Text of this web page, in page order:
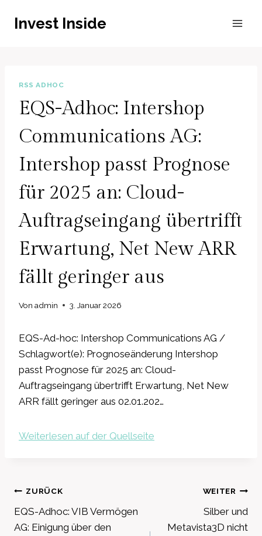
InhaltInvest Inside
RSS ADHOC
EQS-Adhoc: Intershop
Communications AG:
Intershop passt Prognose
für 2025 an: Cloud-
Auftragseingang übertrifft
Erwartung, Net New ARR
fällt geringer aus
Von admin 3. Januar 2026
EQS-Ad-hoc: Intershop Communications AG /
Schlagwort(e): Prognoseänderung Intershop
passt Prognose für 2025 an: Cloud-
Auftragseingang übertrifft Erwartung, Net New
ARR fällt geringer aus 02.01.202…
Weiterlesen auf der Quellseite
Beitragsnavigation
ZURÜCK
EQS-Adhoc: VIB Vermögen
AG: Einigung über den
WEITER
Silber und
Metavista3D nicht